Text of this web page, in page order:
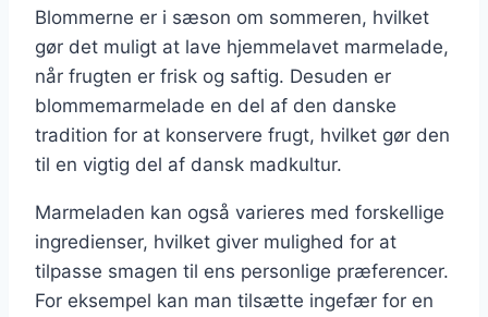
Blommerne er i sæson om sommeren, hvilket
gør det muligt at lave hjemmelavet marmelade,
når frugten er frisk og saftig. Desuden er
blommemarmelade en del af den danske
tradition for at konservere frugt, hvilket gør den
til en vigtig del af dansk madkultur.
Marmeladen kan også varieres med forskellige
ingredienser, hvilket giver mulighed for at
tilpasse smagen til ens personlige præferencer.
For eksempel kan man tilsætte ingefær for en